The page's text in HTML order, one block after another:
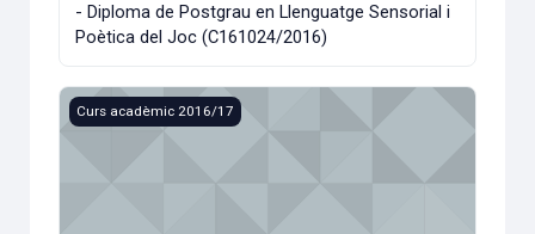
- Diploma de Postgrau en Llenguatge Sensorial i
Poètica del Joc (C161024/2016)
- Curso de Especialización en Bases de Datos Espaciales
Curs acadèmic 2016/17